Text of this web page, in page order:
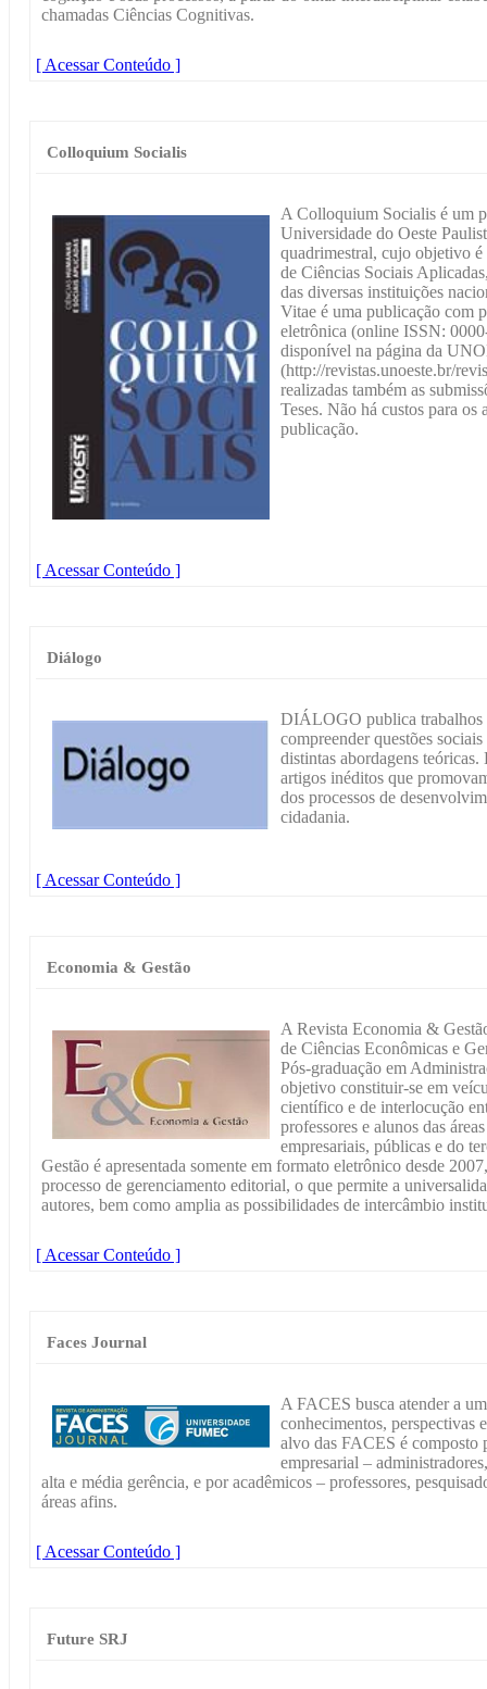
chamadas Ciências Cognitivas.
[ Acessar Conteúdo ]
Colloquium Socialis
A Colloquium Socialis é um
Universidade do Oeste
quadrimestral, cujo objetivo
de Ciências Sociais
das diversas instituições
Vitae é uma publicação com
eletrônica (online ISSN:
disponível na página da
(http://revistas.unoeste.br/
realizadas também as
Teses. Não há custos para os
publicação.
[ Acessar Conteúdo ]
Diálogo
DIÁLOGO publica trabalhos
compreender questões
distintas abordagens
artigos inéditos que
dos processos de
cidadania.
[ Acessar Conteúdo ]
Economia & Gestão
A Revista Economia &
de Ciências Econômicas e
Pós-graduação em
objetivo constituir-se em
científico e de interlocução
professores e alunos das
empresariais, públicas e do
Gestão é apresentada somente em formato eletrônico desde
processo de gerenciamento editorial, o que permite a
autores, bem como amplia as possibilidades de intercâmbio
[ Acessar Conteúdo ]
Faces Journal
A FACES busca atender a
conhecimentos, perspectivas
alvo das FACES é composto
empresarial –
alta e média gerência, e por acadêmicos – professores,
áreas afins.
[ Acessar Conteúdo ]
Future SRJ